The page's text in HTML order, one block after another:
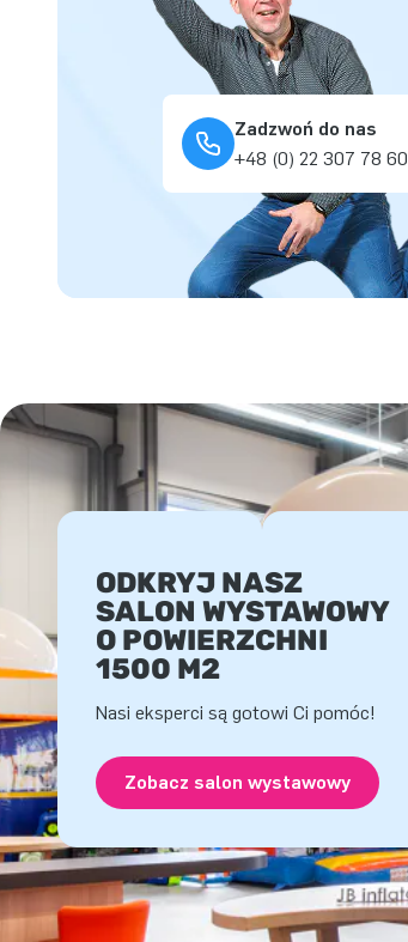
Zadzwoń do nas
+48 (0) 22 307 78 60
ODKRYJ NASZ
SALON WYSTAWOWY
O POWIERZCHNI
1500 M2
Nasi eksperci są gotowi Ci pomóc!
Zobacz salon wystawowy